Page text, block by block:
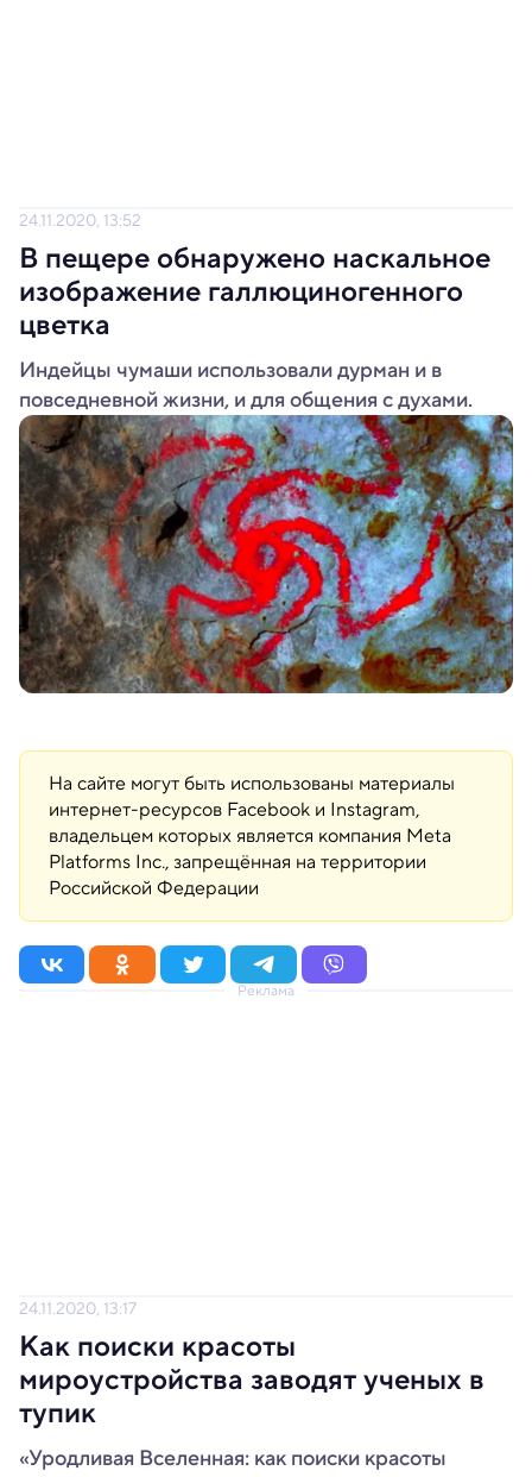
24.11.2020, 13:52
В пещере обнаружено наскальное
изображение галлюциногенного
цветка
Индейцы чумаши использовали дурман и в
повседневной жизни, и для общения с духами.
На сайте могут быть использованы материалы
интернет-ресурсов Facebook и Instagram,
владельцем которых является компания Meta
Platforms Inc., запрещённая на территории
Российской Федерации
Реклама
24.11.2020, 13:17
Как поиски красоты
мироустройства заводят ученых в
тупик
«Уродливая Вселенная: как поиски красоты